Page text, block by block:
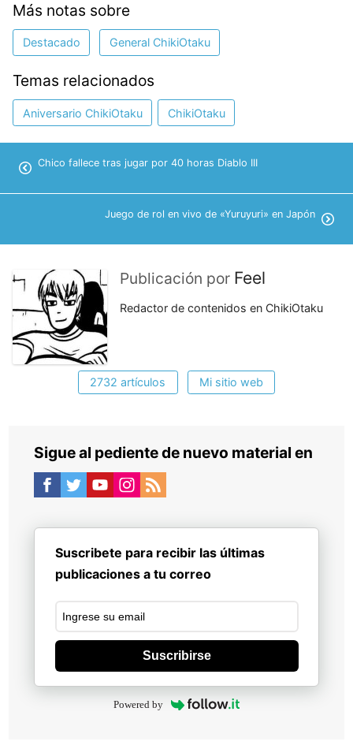
Más notas sobre
Destacado General ChikiOtaku
Temas relacionados
Aniversario ChikiOtaku ChikiOtaku
Chico fallece tras jugar por 40 horas Diablo III
Juego de rol en vivo de «Yuruyuri» en Japón
Publicación por Feel
Redactor de contenidos en ChikiOtaku
2732 artículos Mi sitio web
Sigue al pediente de nuevo material en
Suscribete para recibir las últimas
publicaciones a tu correo
Suscribirse
Powered by